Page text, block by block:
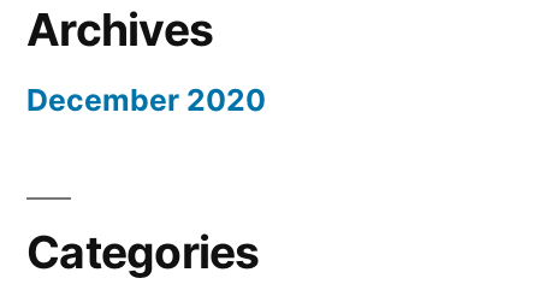
Archives
December 2020
Categories